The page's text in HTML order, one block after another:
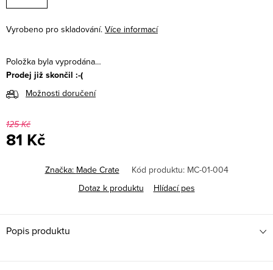
Vyrobeno pro skladování. Více informací
Položka byla vyprodána…
Prodej již skončil :-(
Možnosti doručení
125 Kč
81 Kč
Značka: Made Crate Kód produktu: MC-01-004
Dotaz k produktu
Hlídací pes
Popis produktu